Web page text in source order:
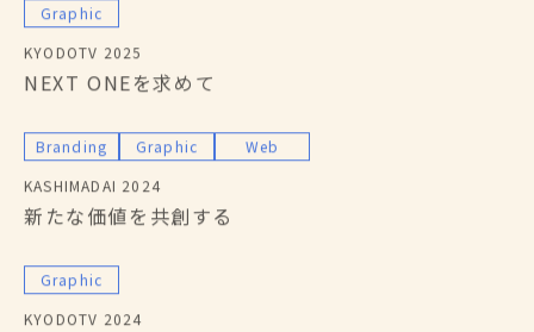
Graphic
KYODOTV 2025
NEXT ONEを求めて
Branding Graphic
Web
KASHIMADAI 2024
新たな価値を共創する
Graphic
KYODOTV 2024